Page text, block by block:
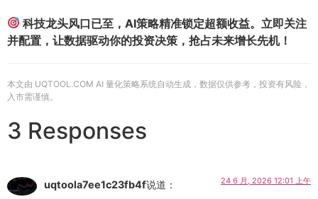
科技龙头风口已至，AI策略精准锁定超额收益。立即关注
并配置，让数据驱动你的投资决策，抢占未来增长先机！
本文由 UQTOOL.COM AI 量化策略系统自动生成，数据仅供参考，投资有风险，
入市需谨慎。
3 Responses
uqtoola7ee1c23fb4f说道： 24 6 月, 2026 12:01 上午